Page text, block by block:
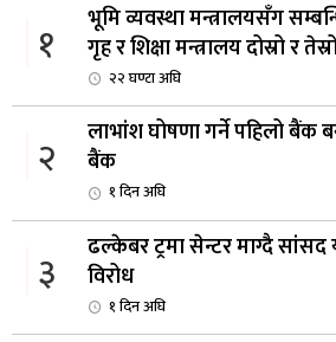
१
भूमि व्यवस्था मन्त्रालयसँग
गृह र शिक्षा मन्त्रालय दोस्रो र
२२ घण्टा अघि
२
लाभांश घोषणा गर्ने पहिलो बैंक
बैंक
१ दिन अघि
३
ढल्केबर ट्रमा सेन्टर माग्दै
विरोध
१ दिन अघि